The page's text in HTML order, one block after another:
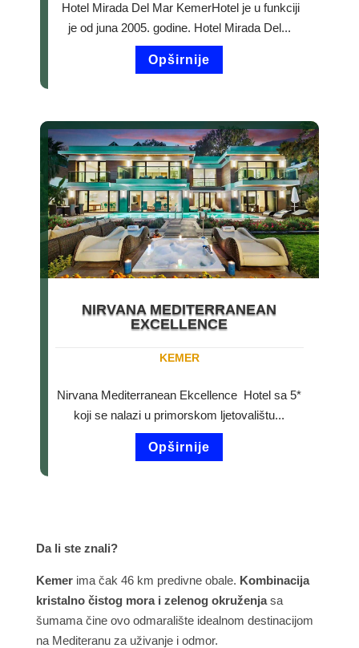
Hotel Mirada Del Mar KemerHotel je u funkciji
je od juna 2005. godine. Hotel Mirada Del...
Opširnije
NIRVANA MEDITERRANEAN
EXCELLENCE
KEMER
Nirvana Mediterranean Ekcellence Hotel sa 5*
koji se nalazi u primorskom ljetovalištu...
Opširnije
Da li ste znali?
Kemerima čak 46 km predivne obale. Kombinacija
kristalno čistog mora i zelenog okruženjasa
šumama čine ovo odmaralište idealnom destinacijom
na Mediteranu za uživanje i odmor.